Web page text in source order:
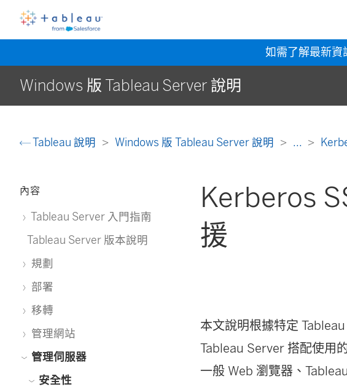
如需了解最新資
Windows 版 Tableau Server 說明
Tableau 說明 Windows 版 Tableau Server 說明 ...
內容
Tableau Server 入門指南
Tableau Server 版本說明
規劃
部署
移轉
管理網站
管理伺服器
安全性
Kerberos
援
本文說明根據特定
Tableau Server 搭配使用
一般 Web 瀏覽器、